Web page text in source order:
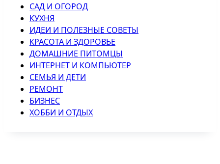
САД И ОГОРОД
КУХНЯ
ИДЕИ И ПОЛЕЗНЫЕ СОВЕТЫ
КРАСОТА И ЗДОРОВЬЕ
ДОМАШНИЕ ПИТОМЦЫ
ИНТЕРНЕТ И КОМПЬЮТЕР
СЕМЬЯ И ДЕТИ
РЕМОНТ
БИЗНЕС
ХОББИ И ОТДЫХ